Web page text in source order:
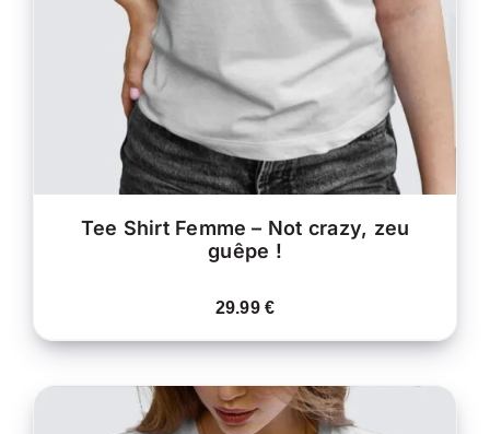
VARIATIONS.
LES
OPTIONS
PEUVENT
CHOISIES
LA
PAGE
DU
Tee Shirt Femme – Not crazy, zeu
guêpe !
29.99€